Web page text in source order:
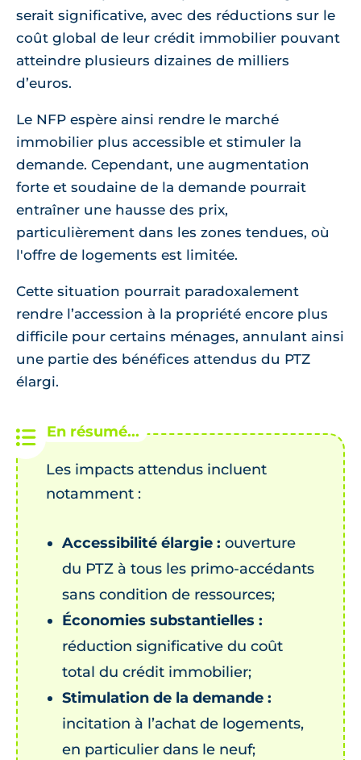
serait significative, avec des réductions sur le
coût global de leur crédit immobilier pouvant
atteindre plusieurs dizaines de milliers
d’euros.
Le NFP espère ainsi rendre le marché
immobilier plus accessible et stimuler la
demande. Cependant, une augmentation
forte et soudaine de la demande pourrait
entraîner une hausse des prix,
particulièrement dans les zones tendues, où
l'offre de logements est limitée.
Cette situation pourrait paradoxalement
rendre l’accession à la propriété encore plus
difficile pour certains ménages, annulant ainsi
une partie des bénéfices attendus du PTZ
élargi.
Les impacts attendus incluent
notamment :
Accessibilité élargie : ouverture
du PTZ à tous les primo-accédants
sans condition de ressources;
Économies substantielles :
réduction significative du coût
total du crédit immobilier;
Stimulation de la demande :
incitation à l’achat de logements,
en particulier dans le neuf;